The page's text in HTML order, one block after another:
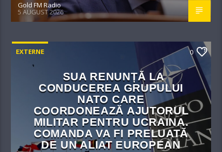
Gold FM Radio
5 AUGUST 2026
EXTERNE 0
SUA RENUNȚĂ LA
CONDUCEREA GRUPULUI
NATO CARE
COORDONEAZĂ AJUTORUL
MILITAR PENTRU UCRAINA.
COMANDA VA FI PRELUATĂ
DE UN ALIAT EUROPEAN